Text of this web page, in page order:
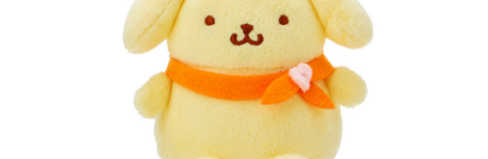
よくあるご質問 ニュース